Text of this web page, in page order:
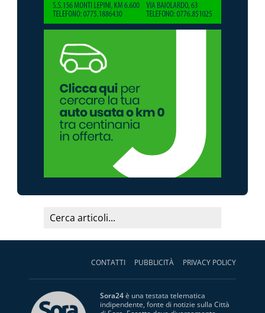
CONTATTI PUBBLICITÀ PRIVACY POLICY
Sora24è una testata telematica
indipendente, fonte di notizie sulla Città